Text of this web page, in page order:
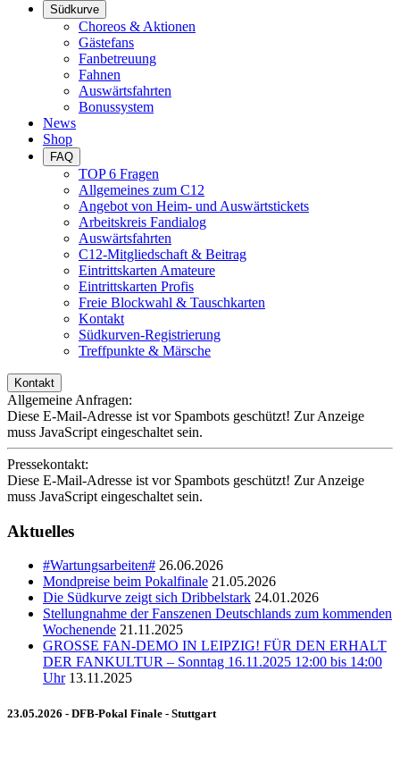
Südkurve
Choreos & Aktionen
Gästefans
Fanbetreuung
Fahnen
Auswärtsfahrten
Bonussystem
News
Shop
FAQ
TOP 6 Fragen
Allgemeines zum C12
Angebot von Heim- und Auswärtstickets
Arbeitskreis Fandialog
Auswärtsfahrten
C12-Mitgliedschaft & Beitrag
Eintrittskarten Amateure
Eintrittskarten Profis
Freie Blockwahl & Tauschkarten
Kontakt
Südkurven-Registrierung
Treffpunkte & Märsche
Kontakt
Allgemeine Anfragen:
Diese E-Mail-Adresse ist vor Spambots geschützt! Zur Anzeige
muss JavaScript eingeschaltet sein.
Pressekontakt:
Diese E-Mail-Adresse ist vor Spambots geschützt! Zur Anzeige
muss JavaScript eingeschaltet sein.
Aktuelles
#Wartungsarbeiten# 26.06.2026
Mondpreise beim Pokalfinale 21.05.2026
Die Südkurve zeigt sich Dribbelstark 24.01.2026
Stellungnahme der Fanszenen Deutschlands zum kommenden
Wochenende 21.11.2025
GROSSE FAN-DEMO IN LEIPZIG! FÜR DEN ERHALT
DER FANKULTUR – Sonntag 16.11.2025 12:00 bis 14:00
Uhr 13.11.2025
23.05.2026 - DFB-Pokal Finale - Stuttgart